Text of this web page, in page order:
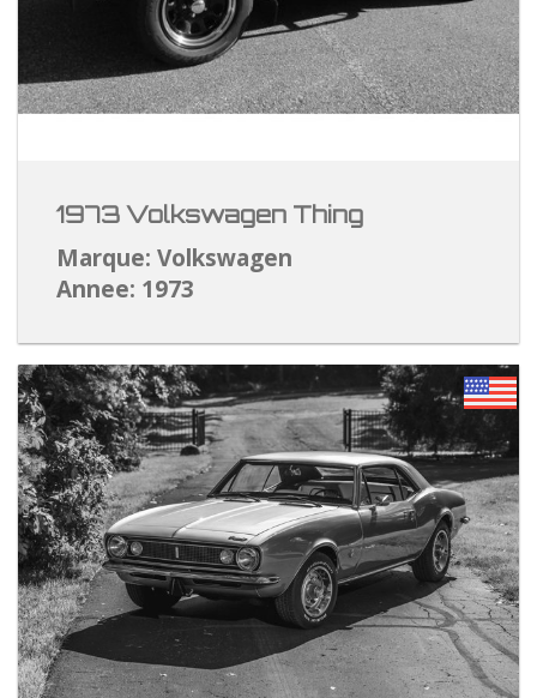
1973 Volkswagen Thing
Marque: Volkswagen
Annee: 1973